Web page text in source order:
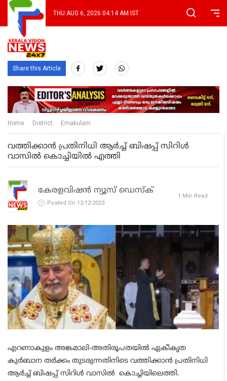
THU AUG 6, 2026 04:14 AM IST
Share this Article
Home District Ernakulam
വത്തിക്കാന്‍ പ്രതിനിധി ആര്‍ച്ച് ബിഷപ്പ് സിറിള്‍
വാസില്‍ കൊച്ചിയില്‍ എത്തി
കേരളവിഷൻ ന്യൂസ് ഡെസ്‌ക്
Posted On 12-12-2023
1 Min Read
എറണാകുളം അങ്കമാലി-അതിരൂപതയില്‍ ഏകീകൃത
കുര്‍ബാന തര്‍ക്കം തുടരുന്നതിനിടെ വത്തിക്കാന്‍ പ്രതിനിധി
ആര്‍ച്ച് ബിഷപ്പ് സിറിള്‍ വാസില്‍ കൊച്ചിയിലെത്തി.